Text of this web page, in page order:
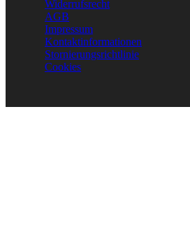
Widerrufsrecht
AGB
Impressum
Kontaktinformationen
Stornierungsrichtlinie
Cookies